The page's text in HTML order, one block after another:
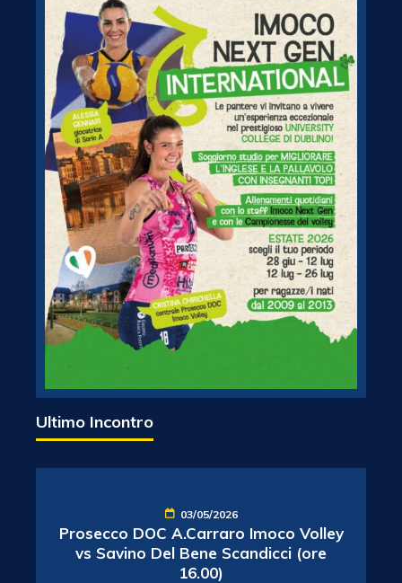
Ultimo Incontro
03/05/2026
Prosecco DOC A.Carraro Imoco Volley
vs Savino Del Bene Scandicci (ore
16.00)